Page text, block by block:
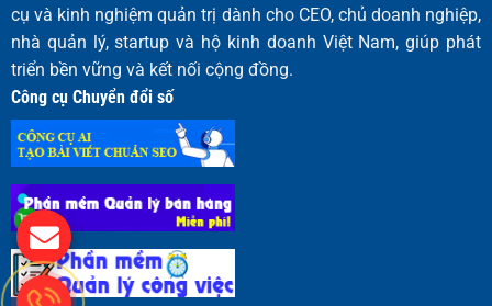
cụ và kinh nghiệm quản trị dành cho CEO, chủ doanh nghiệp,
nhà quản lý, startup và hộ kinh doanh Việt Nam, giúp phát
triển bền vững và kết nối cộng đồng.
Công cụ Chuyển đổi số